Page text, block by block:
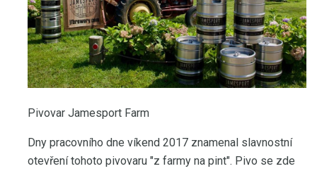
Pivovar Jamesport Farm
Dny pracovního dne víkend 2017 znamenal slavnostní
otevření tohoto pivovaru "z farmy na pint". Pivo se zde